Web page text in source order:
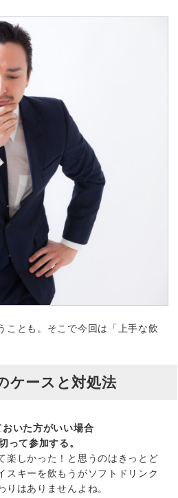
ことも。そこで今回は「上手な飲
ケースと対処法
いた方がいい場合
って参加する。
楽しかった！と思うのはきっとど
スキーを飲もうがソフトドリンク
はありませんよね。